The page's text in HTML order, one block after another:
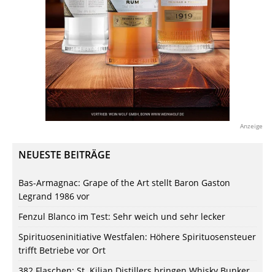
Anzeige
NEUESTE BEITRÄGE
Bas-Armagnac: Grape of the Art stellt Baron Gaston
Legrand 1986 vor
Fenzul Blanco im Test: Sehr weich und sehr lecker
Spirituoseninitiative Westfalen: Höhere Spirituosensteuer
trifft Betriebe vor Ort